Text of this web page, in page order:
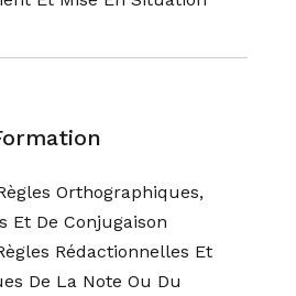
Orthographiques,
Et De Conjugaison
Rédactionnelles Et
De La Note Ou Du